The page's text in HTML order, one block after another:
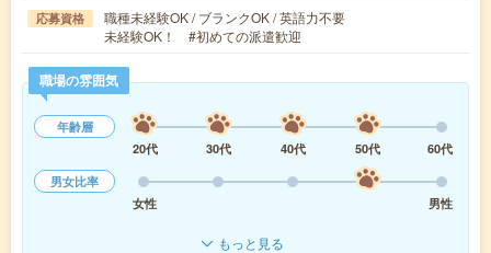
応募資格
職種未経験OK / ブランクOK / 英語力不要
未経験OK！ #初めての派遣歓迎
職場の雰囲気
年齢層
20代
30代 40代 50代
60代
男女比率
女性
男性
もっと見る